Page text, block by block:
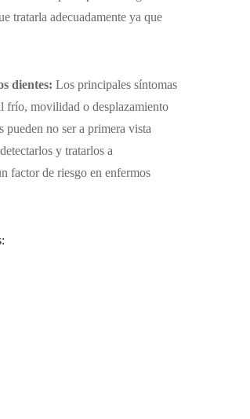
tratarla adecuadamente ya que
dientes: Los principales síntomas
frío, movilidad o desplazamiento
no ser a primera vista
y tratarlos a
factor de riesgo en enfermos